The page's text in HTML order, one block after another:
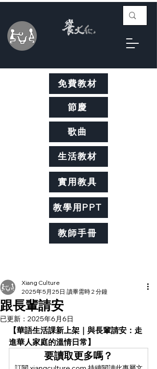
免費教材
實用教具
節慶
生活教材
歌曲
教學用PPT
教師手冊
跟長輩請安
Xiang Culture
2025年5月25日 讀畢需時 2 分鐘
已更新： 2025年6月6日
【華語生活課新上架｜與長輩請安：走
進華人家庭的溫情日常】
要讀取更多嗎？